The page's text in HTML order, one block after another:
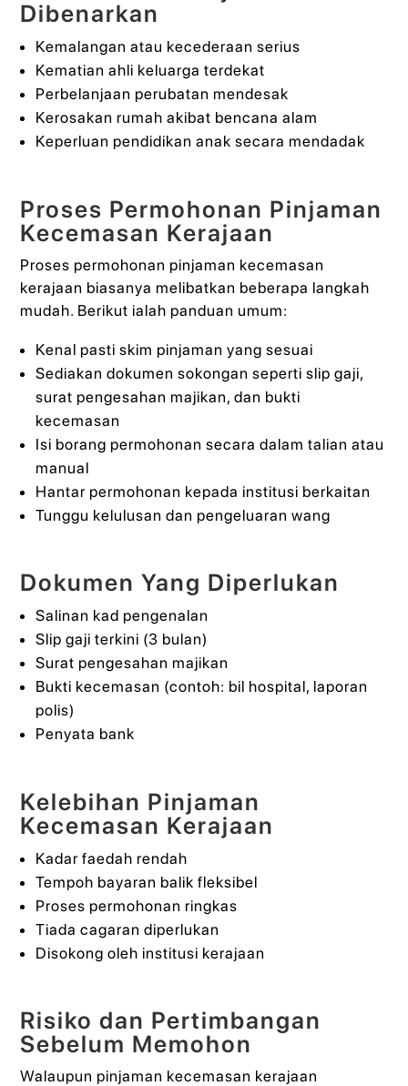
Dibenarkan
Kemalangan atau kecederaan serius
Kematian ahli keluarga terdekat
Perbelanjaan perubatan mendesak
Kerosakan rumah akibat bencana alam
Keperluan pendidikan anak secara mendadak
Proses Permohonan Pinjaman
Kecemasan Kerajaan
Proses permohonan pinjaman kecemasan
kerajaan biasanya melibatkan beberapa langkah
mudah. Berikut ialah panduan umum:
Kenal pasti skim pinjaman yang sesuai
Sediakan dokumen sokongan seperti slip gaji,
surat pengesahan majikan, dan bukti
kecemasan
Isi borang permohonan secara dalam talian atau
manual
Hantar permohonan kepada institusi berkaitan
Tunggu kelulusan dan pengeluaran wang
Dokumen Yang Diperlukan
Salinan kad pengenalan
Slip gaji terkini (3 bulan)
Surat pengesahan majikan
Bukti kecemasan (contoh: bil hospital, laporan
polis)
Penyata bank
Kelebihan Pinjaman
Kecemasan Kerajaan
Kadar faedah rendah
Tempoh bayaran balik fleksibel
Proses permohonan ringkas
Tiada cagaran diperlukan
Disokong oleh institusi kerajaan
Risiko dan Pertimbangan
Sebelum Memohon
Walaupun pinjaman kecemasan kerajaan